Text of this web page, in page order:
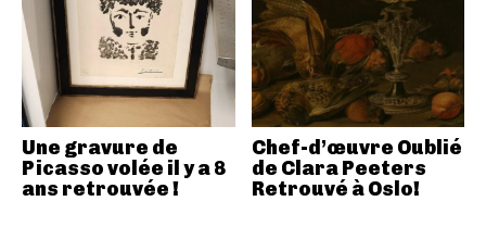
Une gravure de
Picasso volée il y a 8
ans retrouvée !
Chef-d’œuvre Oublié
de Clara Peeters
Retrouvé à Oslo!